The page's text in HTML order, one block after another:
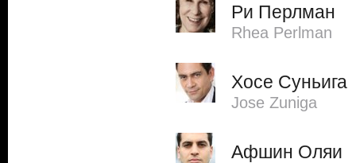
Ри Перлман
Rhea Perlman
Хосе Суньига
Jose Zuniga
Афшин Оляи